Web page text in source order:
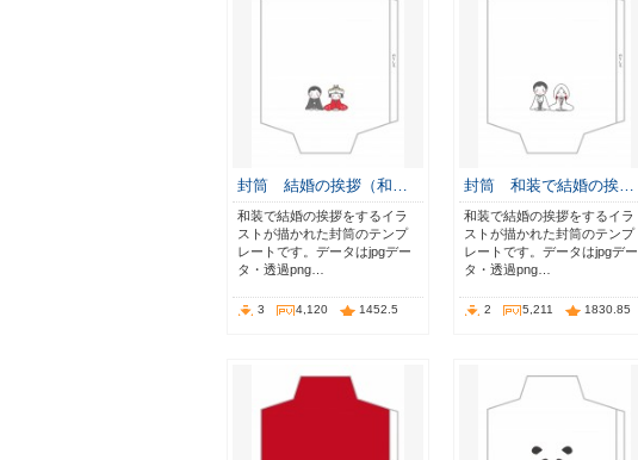
封筒 結婚の挨拶（和…
和装で結婚の挨拶をするイラ
ストが描かれた封筒のテンプ
レートです。データはjpgデー
タ・透過png…
3 4,120 1452.5
封筒 和装で結婚の挨…
和装で結婚の挨拶をするイラ
ストが描かれた封筒のテンプ
レートです。データはjpgデー
タ・透過png…
2 5,211 1830.85